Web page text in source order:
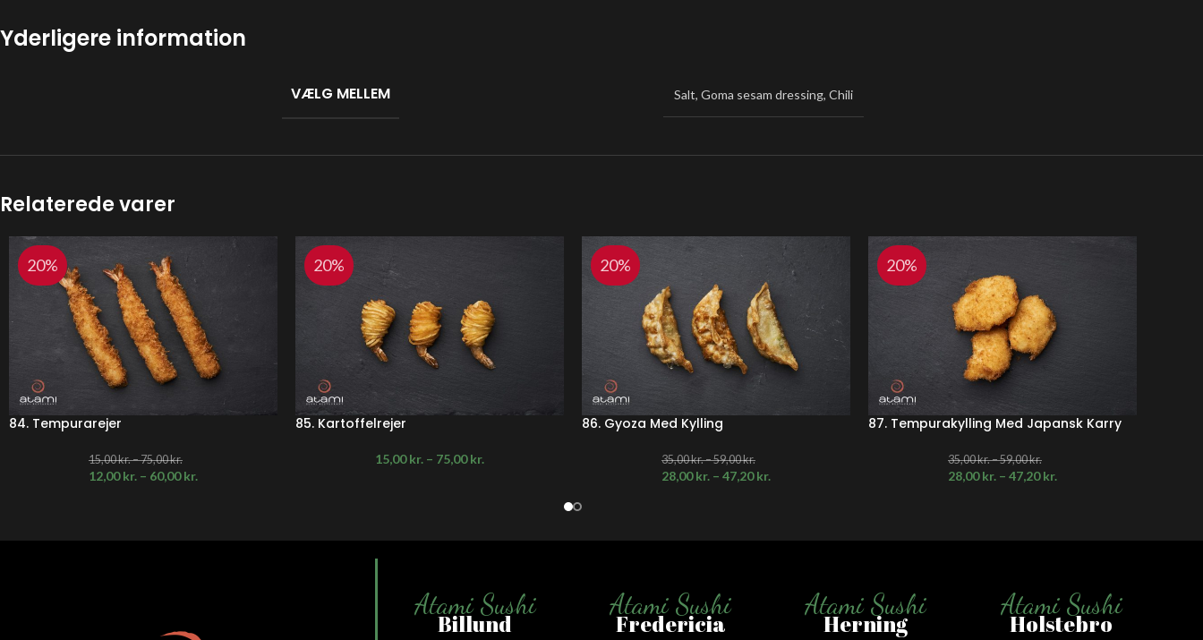
Yderligere information
VÆLG MELLEM Salt, Goma sesam dressing, Chili
Relaterede varer
20%
84. Tempurarejer
15,00kr.–75,00kr.
12,00kr. – 60,00kr.
20%
85. Kartoffelrejer
15,00kr. – 75,00kr.
20%
86. Gyoza Med Kylling
35,00kr.–59,00kr.
28,00kr. – 47,20kr.
20%
87. Tempurakylling Med Japansk Karry
35,00kr.–59,00kr.
28,00kr. – 47,20kr.
Atami Sushi
Billund
Atami Sushi
Fredericia
Atami Sushi
Herning
Atami Sushi
Holstebro